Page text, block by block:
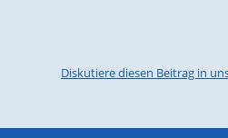
Diskutiere diesen Beitrag in